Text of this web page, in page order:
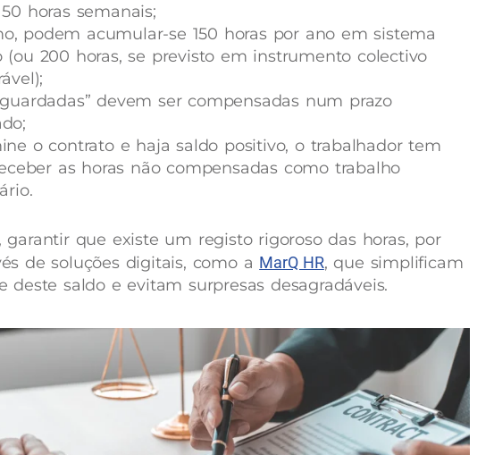
horas semanais;
podem acumular-se 150 horas por ano em sistema
(ou 200 horas, se previsto em instrumento colectivo
devem ser compensadas num prazo
o contrato e haja saldo positivo, o trabalhador tem
as horas não compensadas como trabalho
garantir que existe um registo rigoroso das horas, por
de soluções digitais, como a MarQ HR, que simplificam
deste saldo e evitam surpresas desagradáveis.